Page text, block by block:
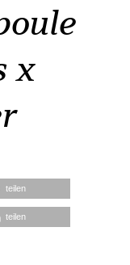
x
teilen
teilen